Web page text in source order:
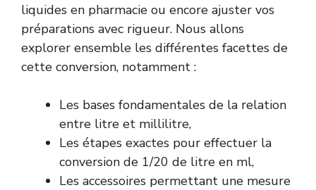
liquides en pharmacie ou encore ajuster vos
préparations avec rigueur. Nous allons
explorer ensemble les différentes facettes de
cette conversion, notamment :
Les bases fondamentales de la relation
entre litre et millilitre,
Les étapes exactes pour effectuer la
conversion de 1/20 de litre en ml,
Les accessoires permettant une mesure